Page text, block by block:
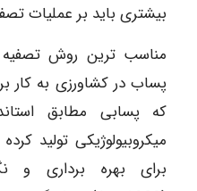
بیشتری باید بر عملیات
مناسب ترین روش تصفیه
پساب در کشاورزی به کار
که پسابی مطابق
میکروبیولوژیکی تولید
برای بهره برداری و